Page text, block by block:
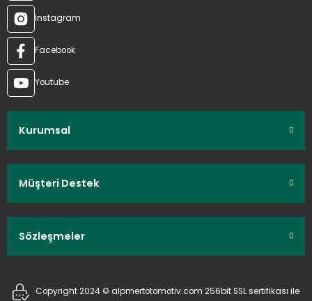
Instagram
Facebook
Youtube
Kurumsal
Müşteri Destek
Sözleşmeler
Copyright 2024 © alpmertotomotiv.com 256bit SSL sertifikası ile